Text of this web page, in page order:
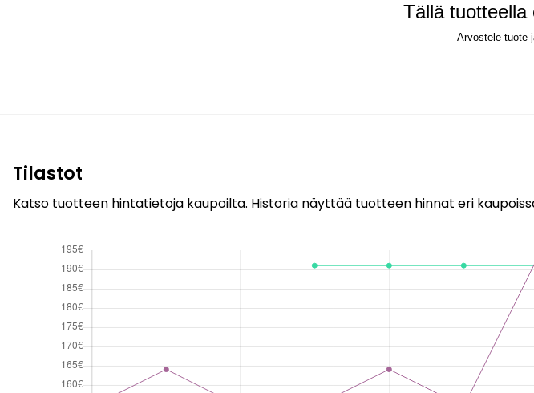
Tällä tuotteella
Arvostele tuote
Tilastot
Katso tuotteen hintatietoja kaupoilta. Historia näyttää tuotteen hinnat eri